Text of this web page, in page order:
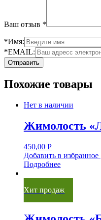
Ваш отзыв *
*Имя:
*EMAIL:
Похожие товары
Нет в наличии
Жимолость
450,00 Р
Добавить в избранное
Подробнее
Хит продаж